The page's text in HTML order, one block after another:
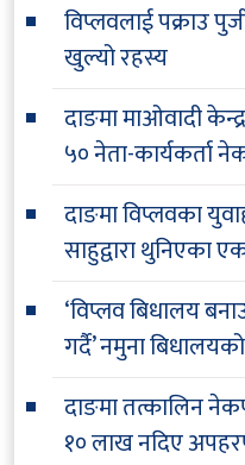
विप्लवलाई पक्राउ
खुल्यो रहस्य
दाङमा माओवादी
५० नेता-कार्यकर्ता
दाङमा विप्लवका
साहुद्वारा थुनिएका
‘विप्लव बिधालय
गर्दै’ नमुना
दाङमा तत्कालिन
१० लाख नदिए